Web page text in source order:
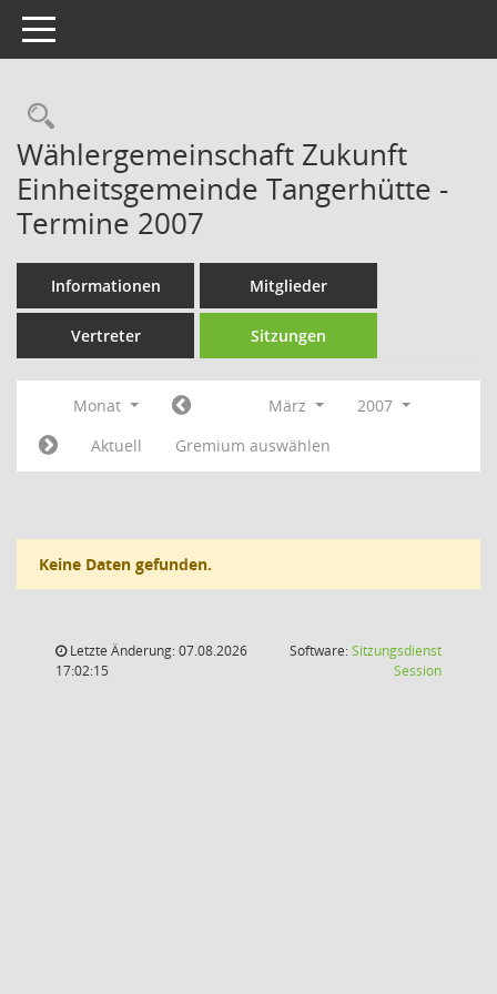
Toggle navigation
Rechercheauswahl
Wählergemeinschaft Zukunft
Einheitsgemeinde Tangerhütte -
Termine 2007
Informationen Mitglieder
Vertreter Sitzungen
Monat März
2007
Aktuell
Gremium auswählen
Keine Daten gefunden.
Letzte Änderung: 07.08.2026
17:02:15
Software:Sitzungsdienst
Session(Wird in